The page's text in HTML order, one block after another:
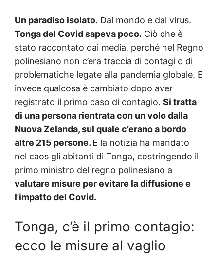
Un paradiso isolato. Dal mondo e dal virus.
Tonga del Covid sapeva poco. Ciò che è
stato raccontato dai media, perché nel Regno
polinesiano non c’era traccia di contagi o di
problematiche legate alla pandemia globale. E
invece qualcosa è cambiato dopo aver
registrato il primo caso di contagio. Si tratta
di una persona rientrata con un volo dalla
Nuova Zelanda, sul quale c’erano a bordo
altre 215 persone. E la notizia ha mandato
nel caos gli abitanti di Tonga, costringendo il
primo ministro del regno polinesiano a
valutare misure per evitare la diffusione e
l’impatto del Covid.
Tonga, c’è il primo contagio:
ecco le misure al vaglio